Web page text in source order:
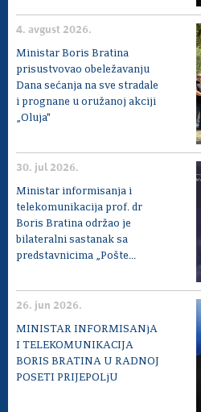
4. avgust 2026.
Ministar Boris Bratina
prisustvovao obeležavanju
Dana sećanja na sve stradale
i prognane u oružanoj akciji
„Oluja"
30. jul 2026.
Ministar informisanja i
telekomunikacija prof. dr
Boris Bratina održao je
bilateralni sastanak sa
predstavnicima „Pošte...
26. jun 2026.
MINISTAR INFORMISANjA
I TELEKOMUNIKACIJA
BORIS BRATINA U RADNOJ
POSETI PRIJEPOLjU